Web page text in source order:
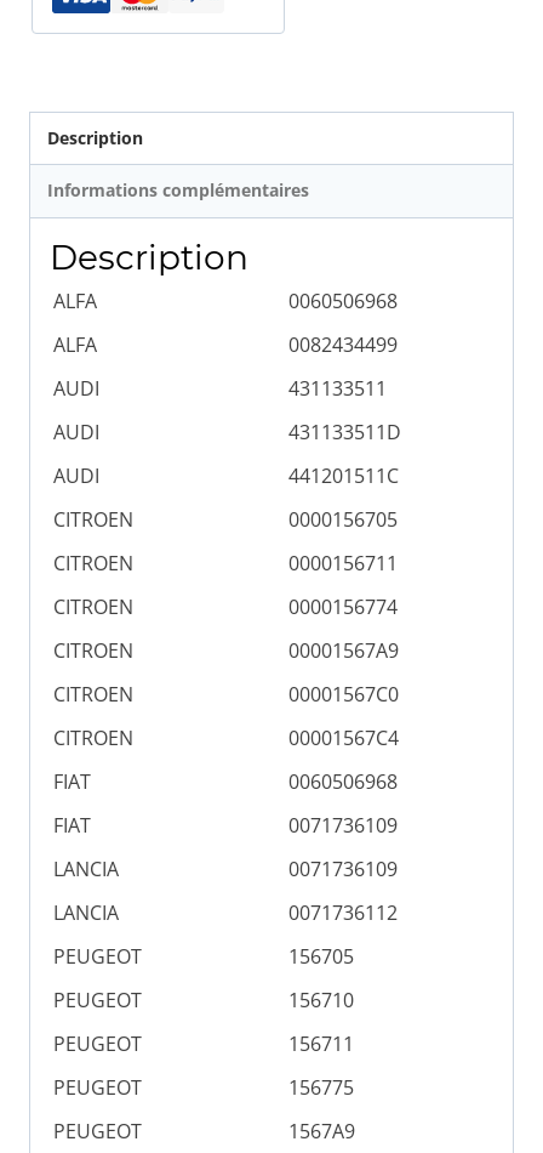
Description
Informations complémentaires
Description
ALFA
0060506968
ALFA
0082434499
AUDI
431133511
AUDI
431133511D
AUDI
441201511C
CITROEN
0000156705
CITROEN
0000156711
CITROEN
0000156774
CITROEN
00001567A9
CITROEN
00001567C0
CITROEN
00001567C4
FIAT
0060506968
FIAT
0071736109
LANCIA
0071736109
LANCIA
0071736112
PEUGEOT
156705
PEUGEOT
156710
PEUGEOT
156711
PEUGEOT
156775
PEUGEOT
1567A9